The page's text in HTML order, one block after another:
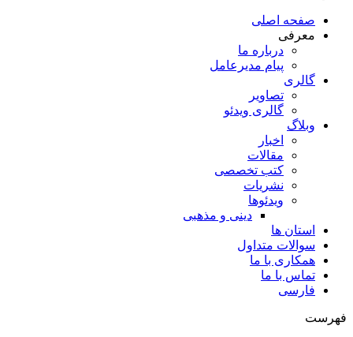
صفحه اصلی
معرفی
درباره ما
پیام مدیرعامل
گالری
تصاویر
گالری ویدئو
وبلاگ
اخبار
مقالات
کتب تخصصی
نشریات
ویدئوها
دینی و مذهبی
استان ها
سوالات متداول
همکاری با ما
تماس با ما
فارسی
فهرست